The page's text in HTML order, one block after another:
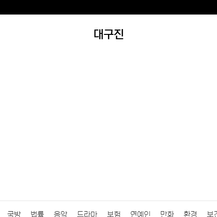
대구진
국방 법률 음악 드라마 보험 연예인 만화 환경 보